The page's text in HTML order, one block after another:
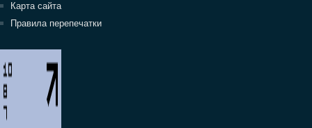
Карта сайта
Правила перепечатки